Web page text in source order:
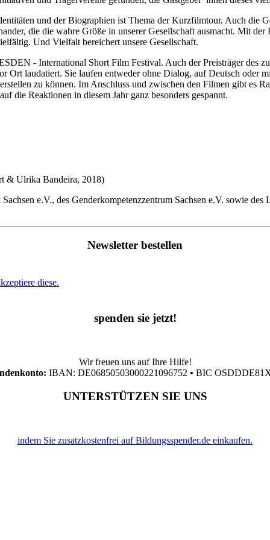
und der Biographien ist Thema der Kurzfilmtour. Auch die
die die wahre Größe in unserer Gesellschaft ausmacht. Mit
Und Vielfalt bereichert unsere Gesellschaft.
- International Short Film Festival. Auch der Preisträger des
laudatiert. Sie laufen entweder ohne Dialog, auf Deutsch oder
zu können. Im Anschluss und zwischen den Filmen gibt es
die Reaktionen in diesem Jahr ganz besonders gespannt.
& Ulrika Bandeira, 2018)
e.V., des Genderkompetenzzentrum Sachsen e.V. sowie
Newsletter bestellen
diese.
spenden sie jetzt!
Wir freuen uns auf Ihre Hilfe!
IBAN: DE06850503000221096752 • BIC
UNTERSTÜTZEN SIE UNS
indem Sie zusatzkostenfrei auf Bildungsspender.de einkaufen.